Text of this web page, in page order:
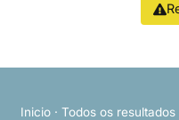
Inicio· Todos os resultados